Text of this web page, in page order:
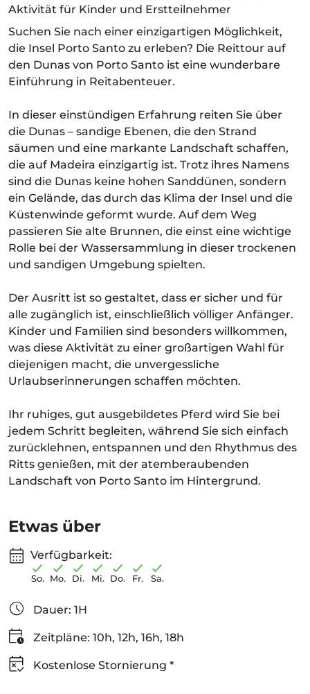
Aktivität für Kinder und Erstteilnehmer
Suchen Sie nach einer einzigartigen Möglichkeit,
die Insel Porto Santo zu erleben? Die Reittour auf
den Dunas von Porto Santo ist eine wunderbare
Einführung in Reitabenteuer.
In dieser einstündigen Erfahrung reiten Sie über
die Dunas – sandige Ebenen, die den Strand
säumen und eine markante Landschaft schaffen,
die auf Madeira einzigartig ist. Trotz ihres Namens
sind die Dunas keine hohen Sanddünen, sondern
ein Gelände, das durch das Klima der Insel und die
Küstenwinde geformt wurde. Auf dem Weg
passieren Sie alte Brunnen, die einst eine wichtige
Rolle bei der Wassersammlung in dieser trockenen
und sandigen Umgebung spielten.
Der Ausritt ist so gestaltet, dass er sicher und für
alle zugänglich ist, einschließlich völliger Anfänger.
Kinder und Familien sind besonders willkommen,
was diese Aktivität zu einer großartigen Wahl für
diejenigen macht, die unvergessliche
Urlaubserinnerungen schaffen möchten.
Ihr ruhiges, gut ausgebildetes Pferd wird Sie bei
jedem Schritt begleiten, während Sie sich einfach
zurücklehnen, entspannen und den Rhythmus des
Ritts genießen, mit der atemberaubenden
Landschaft von Porto Santo im Hintergrund.
Etwas über
Verfügbarkeit:
So. Mo. Di. Mi. Do. Fr. Sa.
Dauer: 1H
Zeitpläne: 10h, 12h, 16h, 18h
Kostenlose Stornierung *